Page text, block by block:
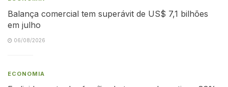
Balança comercial tem superávit de US$ 7,1 bilhões
em julho
06/08/2026
ECONOMIA